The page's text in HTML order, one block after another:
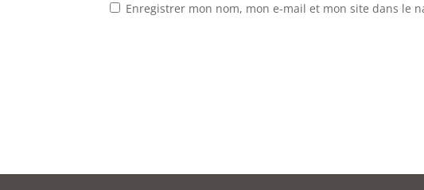
Enregistrer mon nom, mon e-mail et mon site dans le